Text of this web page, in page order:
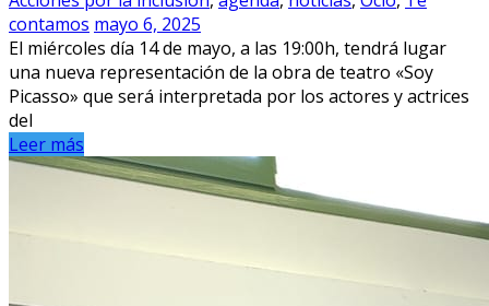
contamos mayo 6, 2025
El miércoles día 14 de mayo, a las 19:00h, tendrá lugar
una nueva representación de la obra de teatro «Soy
Picasso» que será interpretada por los actores y actrices
del
Leer más